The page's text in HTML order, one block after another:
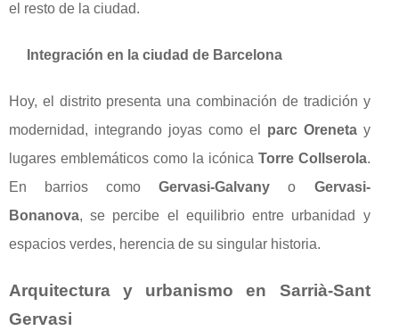
el resto de la ciudad.
Integración en la ciudad de Barcelona
Hoy, el distrito presenta una combinación de tradición y
modernidad, integrando joyas como el parc Orenetay
lugares emblemáticos como la icónica Torre Collserola.
En barrios comoGervasi-Galvany o Gervasi-
Bonanova, se percibe el equilibrio entre urbanidad y
espacios verdes, herencia de su singular historia.
Arquitectura y urbanismo en Sarrià-Sant
Gervasi